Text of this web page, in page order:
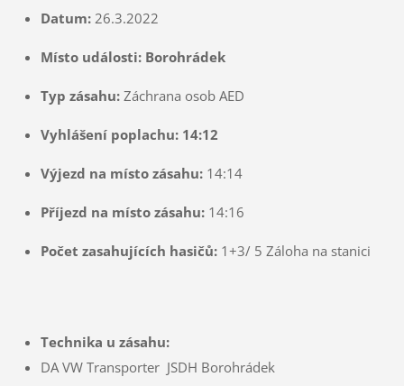
Datum: 26.3.2022
Místo události: Borohrádek
Typ zásahu: Záchrana osob AED
Vyhlášení poplachu: 14:12
Výjezd na místo zásahu:14:14
Příjezd na místo zásahu: 14:16
Počet zasahujících hasičů: 1+3/ 5 Záloha na stanici
Technika u zásahu:
DA VW Transporter JSDH Borohrádek